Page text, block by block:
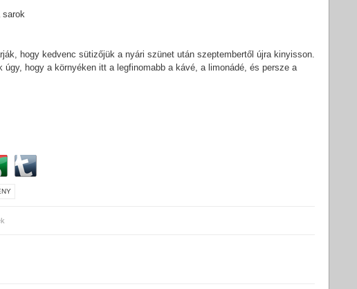
hogy kedvenc sütizőjük a nyári szünet után szeptembertől újra kinyisson.
hogy a környéken itt a legfinomabb a kávé, a limonádé, és persze a